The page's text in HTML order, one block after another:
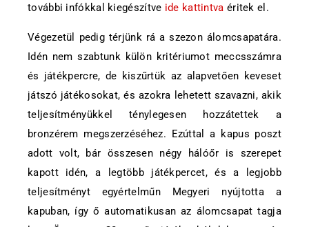
további infókkal kiegészítve ide kattintva éritek el.
Végezetül pedig térjünk rá a szezon álomcsapatára.
Idén nem szabtunk külön kritériumot meccsszámra
és játékpercre, de kiszűrtük az alapvetően keveset
játszó játékosokat, és azokra lehetett szavazni, akik
teljesítményükkel ténylegesen hozzátettek a
bronzérem megszerzéséhez. Ezúttal a kapus poszt
adott volt, bár összesen négy hálóőr is szerepet
kapott idén, a legtöbb játékpercet, és a legjobb
teljesítményt egyértelműn Megyeri nyújtotta a
kapuban, így ő automatikusan az álomcsapat tagja